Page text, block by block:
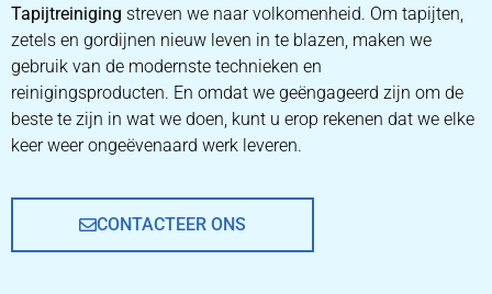
ZETEL REINIGEN DOOR
PROFESSIONALS
Tapijtreiniging streven we naar volkomenheid. Om tapijten,
zetels en gordijnen nieuw leven in te blazen, maken we
gebruik van de modernste technieken en
reinigingsproducten. En omdat we geëngageerd zijn om de
beste te zijn in wat we doen, kunt u erop rekenen dat we elke
keer weer ongeëvenaard werk leveren.
CONTACTEER ONS